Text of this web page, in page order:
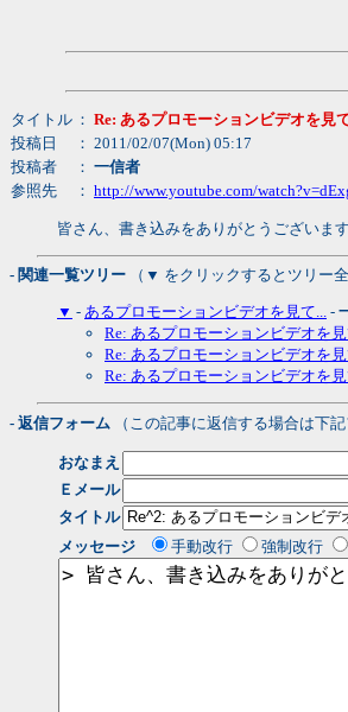
タイトル ： Re: あるプロモーションビデオを見
投稿日
： 2011/02/07(Mon) 05:17
投稿者
： 一信者
参照先
： http://www.youtube.com/
皆さん、書き込みをありがとうございます
- 関連一覧ツリー （▼ をクリックするとツリー
▼ - あるプロモーションビデオを見て... -
Re: あるプロモーションビデオを
Re: あるプロモーションビデオを
Re: あるプロモーションビデオを
- 返信フォーム （この記事に返信する場合は下
おなまえ
Ｅメール
タイトル
メッセージ
手動改行 強制改行